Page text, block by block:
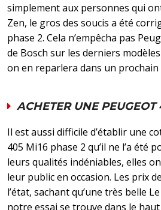
simplement aux personnes qui
Zen, le gros des soucis a été
phase 2. Cela n’empêcha pas
de Bosch sur les derniers
on en reparlera dans un
ACHETER UNE
Il est aussi difficile d’établir une
405 Mi16 phase 2 qu’il ne l’a été
leurs qualités indéniables, elles
leur public en occasion. Les prix
l’état, sachant qu’une très belle
notre essai se trouve dans le